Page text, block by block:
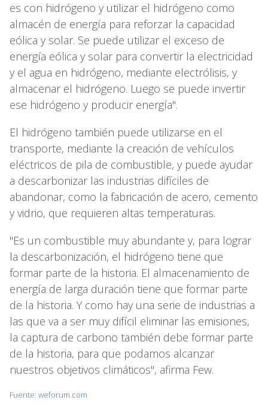
es con hidrógeno y utilizar el hidrógeno como
almacén de energía para reforzar la capacidad
eólica y solar. Se puede utilizar el exceso de
energía eólica y solar para convertir la electricidad
y el agua en hidrógeno, mediante electrólisis, y
almacenar el hidrógeno. Luego se puede invertir
ese hidrógeno y producir energía".
El hidrógeno también puede utilizarse en el
transporte, mediante la creación de vehículos
eléctricos de pila de combustible, y puede ayudar
a descarbonizar las industrias difíciles de
abandonar, como la fabricación de acero, cemento
y vidrio, que requieren altas temperaturas.
"Es un combustible muy abundante y, para lograr
la descarbonización, el hidrógeno tiene que
formar parte de la historia. El almacenamiento de
energía de larga duración tiene que formar parte
de la historia. Y como hay una serie de industrias a
las que va a ser muy difícil eliminar las emisiones,
la captura de carbono también debe formar parte
de la historia, para que podamos alcanzar
nuestros objetivos climáticos", afirma Few.
Fuente: weforum.com